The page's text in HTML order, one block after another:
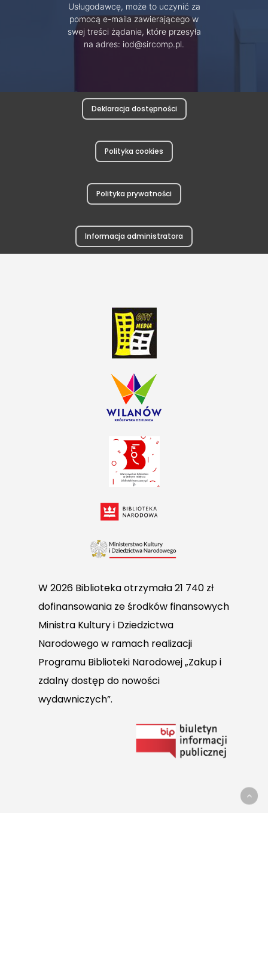
Usługodawcę, może to uczynić za
pomocą e-maila zawierającego w
swej treści żądanie, które przesyła
na adres: iod@sircomp.pl.
Deklaracja dostępności
Polityka cookies
Polityka prywatności
Informacja administratora
W 2026 Biblioteka otrzymała 21 740 zł
dofinansowania ze środków finansowych
Ministra Kultury i Dziedzictwa
Narodowego w ramach realizacji
Programu Biblioteki Narodowej „Zakup i
zdalny dostęp do nowości
wydawniczych”.
do